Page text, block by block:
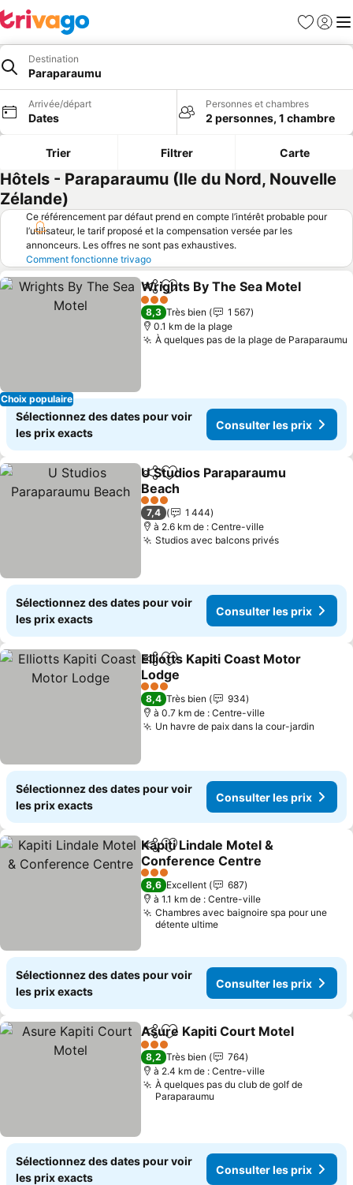
Favoris
Se
Destination
Paraparaumu
Arrivée/départ
Dates
Personnes et chambres
2 personnes, 1 chambre
Trier Filtrer Carte
Hôtels - Paraparaumu (Ile du Nord, Nouvelle
Zélande)
Ce référencement par défaut prend en compte l’intérêt probable pour
l’utilisateur, le tarif proposé et la compensation versée par les
annonceurs. Les offres ne sont pas exhaustives.
Comment fonctionne trivago
Choix populaire
PartagerAjouter à mes favoris
Wrights By The Sea Motel
3 Étoiles
8,3 Très bien
1 567
0.1 km de la plage
À quelques pas de la plage de Paraparaumu
Sélectionnez des dates pour voir
les prix exacts
Consulter les prix
PartagerAjouter à mes favoris
U Studios Paraparaumu
Beach
Consulter les prix
3 Étoiles
7,4
1 444
à 2.6 km de : Centre-ville
Studios avec balcons privésConsulter
Sélectionnez des dates pour voir
les prix exacts
Consulter les prix
PartagerAjouter à mes favoris
Elliotts Kapiti Coast Motor
Lodge
Consulter les prix
3 Étoiles
8,4 Très bien
934
à 0.7 km de : Centre-ville
Un havre de paix dans la cour-jardin
Sélectionnez des dates pour voir
les prix exacts
Consulter les prix
PartagerAjouter à mes favoris
Kapiti Lindale Motel &
Conference Centre
Consulter les prix
3 Étoiles
8,6 Excellent
687
à 1.1 km de : Centre-ville
Chambres avec baignoire spa pour une
détente ultime
Sélectionnez des dates pour voir
les prix exacts
Consulter les prix
PartagerAjouter à mes favoris
Asure Kapiti Court Motel
3 Étoiles
8,2 Très bien
764
à 2.4 km de : Centre-ville
À quelques pas du club de golf de
Paraparaumu
Sélectionnez des dates pour voir
les prix exacts
Consulter les prix